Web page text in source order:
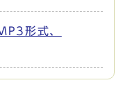
形式、